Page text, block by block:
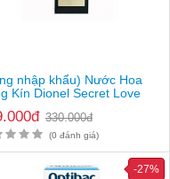
Manhae - Viên Uống
Tiết Cho Phụ Nữ Tiền Mãn
sử dụng tuỳ thuộc cơ
nhập khẩu) Nước Hoa
Kín Dionel Secret Love
330.000đ
(0 đánh giá)
-27%